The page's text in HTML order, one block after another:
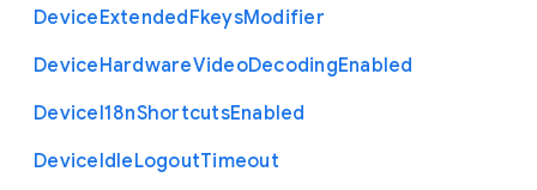
DeviceExtendedFkeysModifier
DeviceHardwareVideoDecodingEnabled
DeviceI18nShortcutsEnabled
DeviceIdleLogoutTimeout